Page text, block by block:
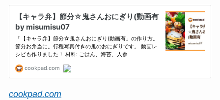
cookpad.com